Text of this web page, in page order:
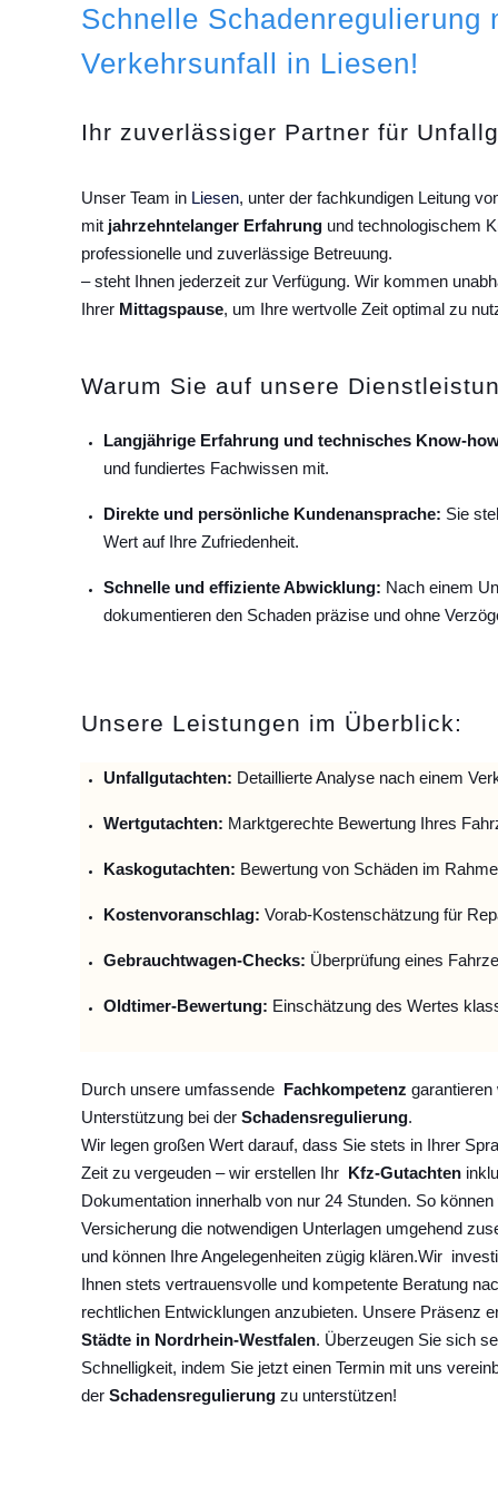
Schnelle Schadenregulierung
Verkehrsunfall in Liesen!
Ihr zuverlässiger Partner für
Unser Team in Liesen, unter der fachkundigen Leitung
mit jahrzehntelanger Erfahrung und technologischem
professionelle und zuverlässige Betreuung.
– steht Ihnen jederzeit zur Verfügung. Wir kommen
Ihrer Mittagspause, um Ihre wertvolle Zeit optimal zu
Warum Sie auf unsere
Langjährige Erfahrung und technisches Know-
und fundiertes Fachwissen mit.
Direkte und persönliche Kundenansprache: Sie
Wert auf Ihre Zufriedenheit.
Schnelle und effiziente Abwicklung: Nach einem
dokumentieren den Schaden präzise und ohne
Unsere Leistungen im Überblick:
Unfallgutachten: Detaillierte Analyse nach einem
Wertgutachten: Marktgerechte Bewertung Ihres
Kaskogutachten: Bewertung von Schäden im
Kostenvoranschlag: Vorab-Kostenschätzung für
Gebrauchtwagen-Checks: Überprüfung eines
Oldtimer-Bewertung: Einschätzung des Wertes
Durch unsere umfassende Fachkompetenz garantieren
Unterstützung bei der Schadensregulierung.
Wir legen großen Wert darauf, dass Sie stets in Ihrer
Zeit zu vergeuden – wir erstellen Ihr
Kfz-Gutachten
Dokumentation innerhalb von nur 24 Stunden. So
Versicherung die notwendigen Unterlagen umgehend
und können Ihre Angelegenheiten zügig klären.Wir
Ihnen stets vertrauensvolle und kompetente Beratung
rechtlichen Entwicklungen anzubieten. Unsere Präsenz
Städte in Nordrhein-Westfalen. Überzeugen Sie sich
Schnelligkeit, indem Sie jetzt einen Termin mit uns
der Schadensregulierung zu unterstützen!